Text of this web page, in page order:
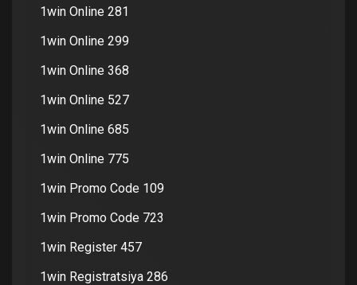
1win Online 281
1win Online 299
1win Online 368
1win Online 527
1win Online 685
1win Online 775
1win Promo Code 109
1win Promo Code 723
1win Register 457
1win Registratsiya 286